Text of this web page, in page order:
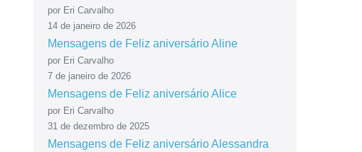
por Eri Carvalho
14 de janeiro de 2026
Mensagens de Feliz aniversário Aline
por Eri Carvalho
7 de janeiro de 2026
Mensagens de Feliz aniversário Alice
por Eri Carvalho
31 de dezembro de 2025
Mensagens de Feliz aniversário Alessandra